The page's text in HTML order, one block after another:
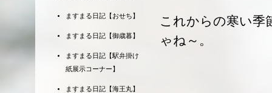
これからの寒い季
ゃね～。
ますまる日記【おせち】
ますまる日記【御歳暮】
ますまる日記【駅弁掛け
紙展示コーナー】
ますまる日記【海王丸】